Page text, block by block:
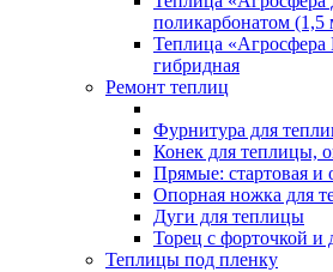
поликарбонатом
Теплица «Агросфера
гибридная
Ремонт теплиц
Фурнитура для
Конек для теплицы,
Прямые: стартовая и
Опорная ножка для
Дуги для теплицы
Торец с форточкой и
Теплицы под пленку